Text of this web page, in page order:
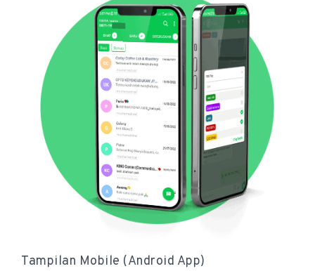
Tampilan Mobile (Android App)